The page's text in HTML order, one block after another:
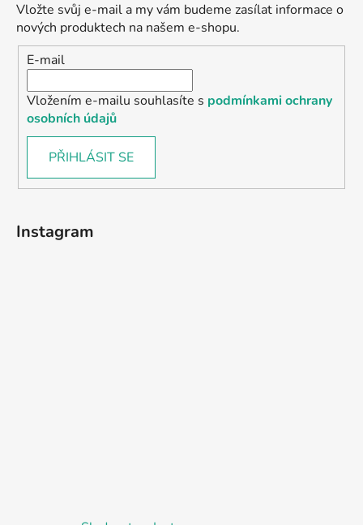
Vložte svůj e-mail a my vám budeme zasílat informace o
nových produktech na našem e-shopu.
E-mail
Vložením e-mailu souhlasíte s podmínkami ochrany
osobních údajů
PŘIHLÁSIT SE
Instagram